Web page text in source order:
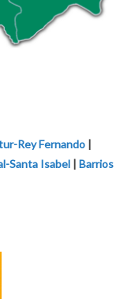
Rey Fernando |
Santa Isabel | Barrios